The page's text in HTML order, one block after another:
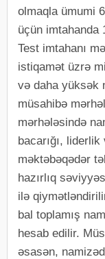
olmaqla ümumi
üçün imtahanda
Test imtahanı
istiqamət üzrə
və daha yüksək
müsahibə
mərhələsində
bacarığı, liderlik
məktəbəqədər
hazırlıq
ilə
bal toplamış
hesab edilir.
əsasən,